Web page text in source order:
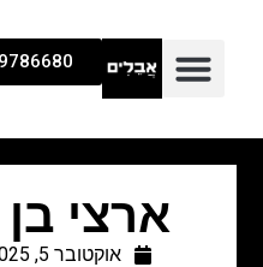
ארצי
אוקטובר 5, 2025